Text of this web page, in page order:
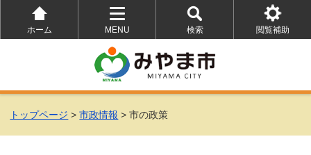
ホーム
MENU
を
開
く
検索
を
開
く
閲覧補助
を
トップページ >市政情報 > 市の政策